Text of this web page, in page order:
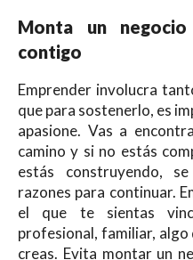
Monta un
contigo
Emprender involucra
que para sostenerlo, es
apasione. Vas a
camino y si no estás
estás construyendo,
razones para continuar.
el que te sientas
profesional, familiar, algo
creas. Evita montar un